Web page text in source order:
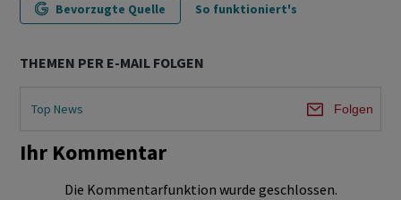
Bevorzugte Quelle So funktioniert's
THEMEN PER E-MAIL FOLGEN
Top News Folgen
Ihr Kommentar
Die Kommentarfunktion wurde geschlossen.